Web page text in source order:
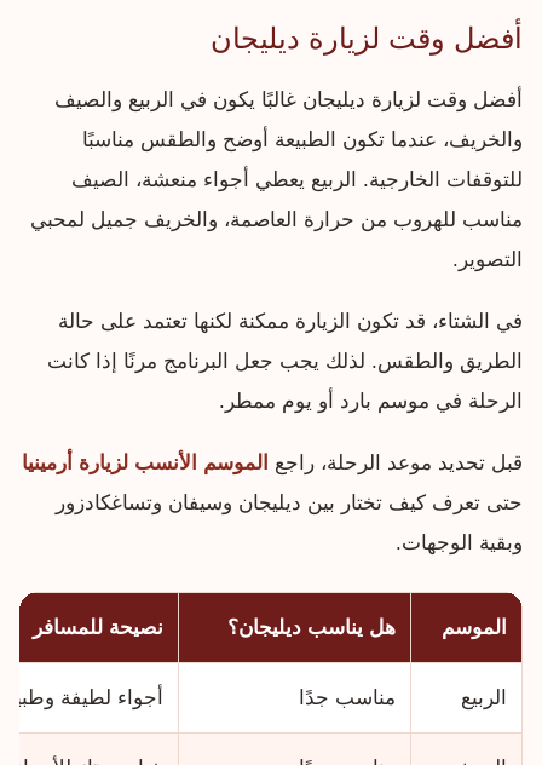
أفضل وقت لزيارة ديليجان
أفضل وقت لزيارة ديليجان غالبًا يكون في الربيع والصيف
والخريف، عندما تكون الطبيعة أوضح والطقس مناسبًا
للتوقفات الخارجية. الربيع يعطي أجواء منعشة، الصيف
مناسب للهروب من حرارة العاصمة، والخريف جميل لمحبي
التصوير.
في الشتاء، قد تكون الزيارة ممكنة لكنها تعتمد على حالة
الطريق والطقس. لذلك يجب جعل البرنامج مرنًا إذا كانت
الرحلة في موسم بارد أو يوم ممطر.
قبل تحديد موعد الرحلة، راجع الموسم الأنسب لزيارة أرمينيا
حتى تعرف كيف تختار بين ديليجان وسيفان وتساغكادزور
وبقية الوجهات.
الموسم هل يناسب ديليجان؟ نصيحة للمسافر
الربيع مناسب جدًا أجواء لطيفة